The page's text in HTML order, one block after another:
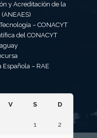
y Acreditación de la
– CONACYT
del CONACYT
– RAE
V S D
1 2